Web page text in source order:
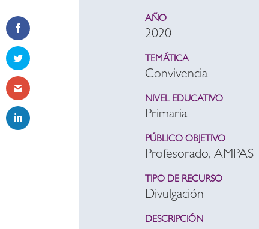
AÑO
2020
TEMÁTICA
Convivencia
NIVEL EDUCATIVO
Primaria
PÚBLICO OBJETIVO
Profesorado, AMPAS
TIPO DE RECURSO
Divulgación
DESCRIPCIÓN